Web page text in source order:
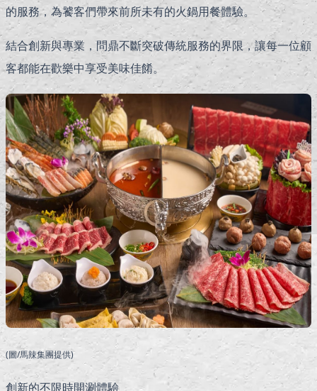
的服務，為饕客們帶來前所未有的火鍋用餐體驗。
結合創新與專業，問鼎不斷突破傳統服務的界限，讓每一位顧
客都能在歡樂中享受美味佳餚。
(圖/馬辣集團提供)
創新的不限時開涮體驗